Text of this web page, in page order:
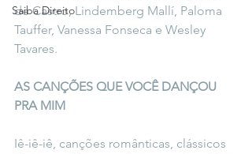
Saiba Direito
de Castro, Lindemberg Mallí, Paloma
Tauffer, Vanessa Fonseca e Wesley
Tavares.
AS CANÇÕES QUE VOCÊ DANÇOU
PRA MIM
Iê-iê-iê, canções românticas, clássicos